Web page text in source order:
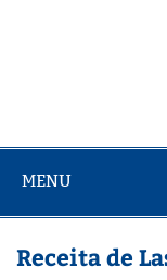
MENU
Receita de